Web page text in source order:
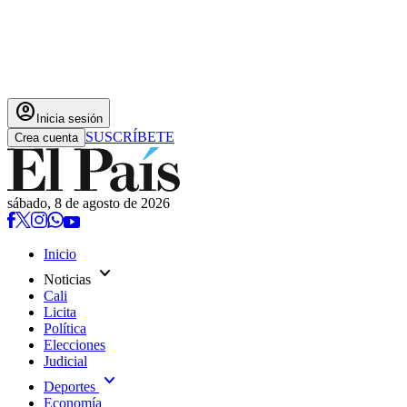
account_circle Inicia sesión
Crea cuenta SUSCRÍBETE
sábado, 8 de agosto de 2026
Inicio
Noticias expand_more
Cali
Licita
Política
Elecciones
Judicial
Deportes expand_more
Economía